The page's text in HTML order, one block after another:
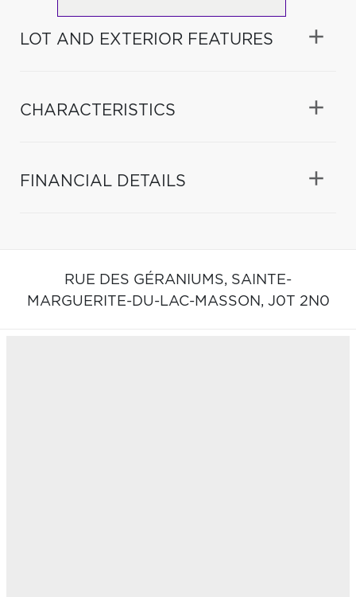
LOT AND EXTERIOR FEATURES
CHARACTERISTICS
FINANCIAL DETAILS
RUE DES GÉRANIUMS, SAINTE-
MARGUERITE-DU-LAC-MASSON, J0T 2N0